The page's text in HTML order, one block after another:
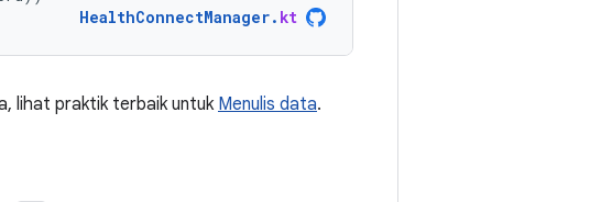
HealthConnectManager. kt
lihat praktik terbaik untuk Menulis data.